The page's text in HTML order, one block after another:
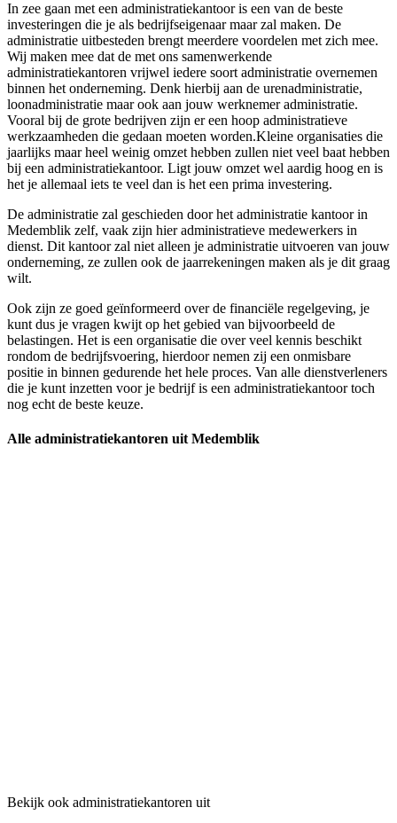
In zee gaan met een administratiekantoor is een van de beste
investeringen die je als bedrijfseigenaar maar zal maken. De
administratie uitbesteden brengt meerdere voordelen met zich mee.
Wij maken mee dat de met ons samenwerkende
administratiekantoren vrijwel iedere soort administratie overnemen
binnen het onderneming. Denk hierbij aan de urenadministratie,
loonadministratie maar ook aan jouw werknemer administratie.
Vooral bij de grote bedrijven zijn er een hoop administratieve
werkzaamheden die gedaan moeten worden.Kleine organisaties die
jaarlijks maar heel weinig omzet hebben zullen niet veel baat hebben
bij een administratiekantoor. Ligt jouw omzet wel aardig hoog en is
het je allemaal iets te veel dan is het een prima investering.
De administratie zal geschieden door het administratie kantoor in
Medemblik zelf, vaak zijn hier administratieve medewerkers in
dienst. Dit kantoor zal niet alleen je administratie uitvoeren van jouw
onderneming, ze zullen ook de jaarrekeningen maken als je dit graag
wilt.
Ook zijn ze goed geïnformeerd over de financiële regelgeving, je
kunt dus je vragen kwijt op het gebied van bijvoorbeeld de
belastingen. Het is een organisatie die over veel kennis beschikt
rondom de bedrijfsvoering, hierdoor nemen zij een onmisbare
positie in binnen gedurende het hele proces. Van alle dienstverleners
die je kunt inzetten voor je bedrijf is een administratiekantoor toch
nog echt de beste keuze.
Alle administratiekantoren uit Medemblik
Bekijk ook administratiekantoren uit